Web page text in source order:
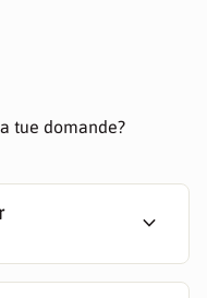
tue domande?
expand_more